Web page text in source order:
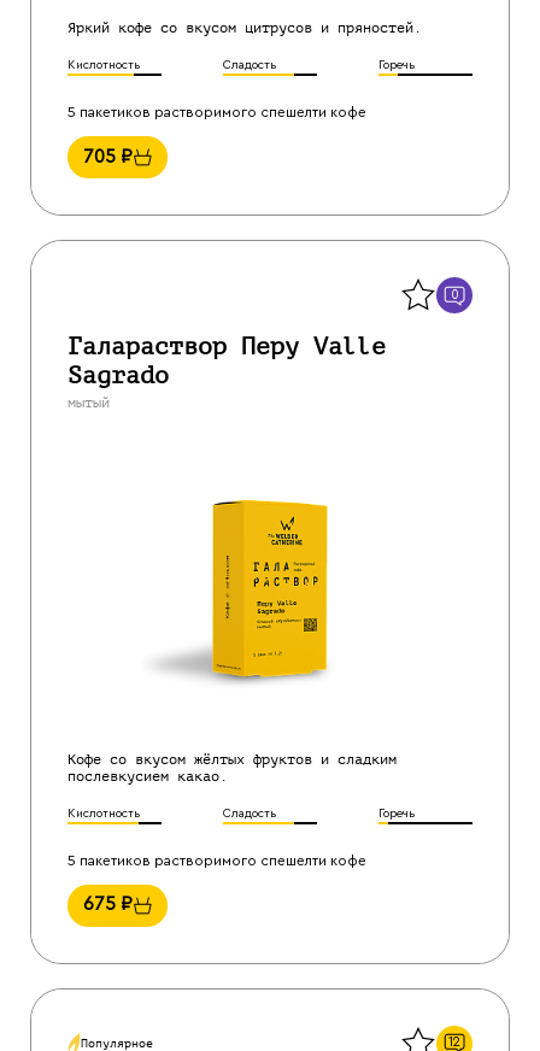
Яркий кофе со вкусом цитрусов и пряностей.
Кислотность Сладость Горечь
5 пакетиков растворимого спешелти кофе
705 ₽
0
Галараствор Перу Valle
Sagrado
мытый
Кофе со вкусом жёлтых фруктов и сладким
послевкусием какао.
Кислотность Сладость Горечь
5 пакетиков растворимого спешелти кофе
675 ₽
Популярное 12